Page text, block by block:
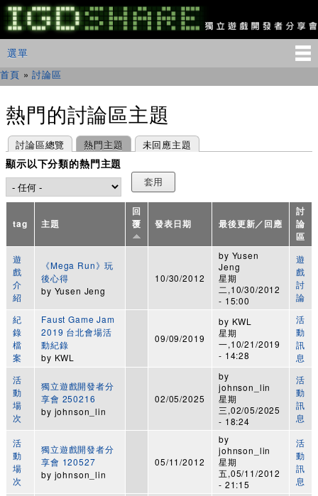
移
至
主
IGDSHARE
獨
遊
發
會
主選單
選單
您在這裡
首頁 »討論區
熱門的討論區主題
主要索引標籤
討論區總覽 熱門主題
(作用中頁籤) 未回應主題
顯示以下分類的熱門主題
tag 主題
回
覆
發表日期 最後更新／回應
討
論
區
遊
戲
介
紹
《Mega Run》玩
後心得
by Yusen Jeng
10/30/2012
by Yusen
Jeng
星期
二,10/30/2012
- 15:00
遊
戲
討
論
紀
錄
檔
案
Faust Game Jam
2019 台北會場活
動紀錄
by KWL
09/09/2019
by KWL
星期
一,10/21/2019
- 14:28
活
動
訊
息
活
動
場
次
獨立遊戲開發者分
享會 250216
by johnson_lin
02/05/2025
by
johnson_lin
星期
三,02/05/2025
- 18:24
活
動
訊
息
活
動
場
次
獨立遊戲開發者分
享會 120527
by johnson_lin
05/11/2012
by
johnson_lin
星期
五,05/11/2012
- 21:15
活
動
訊
息